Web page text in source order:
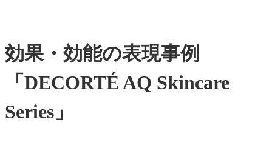
効果・効能の表現事例
「DECORTÉ AQ Skincare
Series」